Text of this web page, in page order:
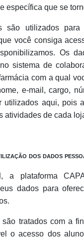
específica que se
são utilizados para
você consiga
Os
sistema de
com a qual
e-mail, cargo,
utilizados aqui, pois
atividades de cada
dos dados
a plataforma
dados para
são tratados com a
o acesso dos